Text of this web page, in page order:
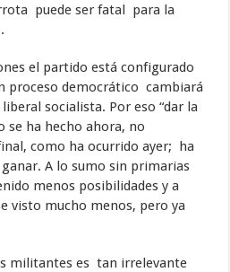
puede ser fatal para la
el partido está configurado
proceso democrático cambiará
socialista. Por eso “dar la
se ha hecho ahora, no
como ha ocurrido ayer; ha
A lo sumo sin primarias
menos posibilidades y a
visto mucho menos, pero ya
militantes es tan irrelevante